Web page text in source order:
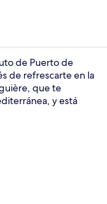
de Puerto de
de refrescarte en la
que te
y está